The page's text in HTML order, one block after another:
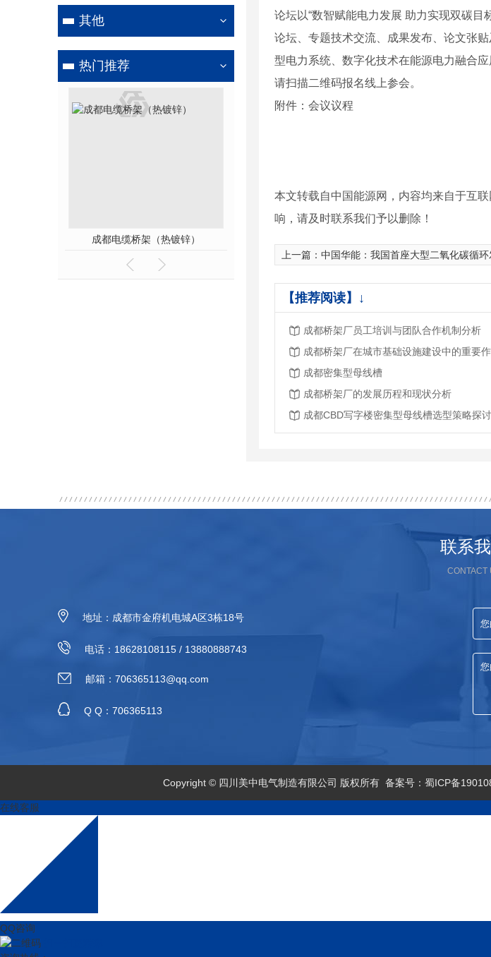
其他
热门推荐
成都电缆桥架（热镀锌）
论坛以“数智赋能电力发展 助力实现双碳
论坛、专题技术交流、成果发布、论文张
型电力系统、数字化技术在能源电力融合
请扫描二维码报名线上参会。
附件：会议议程
本文转载自中国能源网，内容均来自于互
响，请及时联系我们予以删除！
上一篇： 中国华能：我国首座大型二氧化碳循环发电机
【推荐阅读】↓
成都桥架厂员工培训与团队合作机制分析
成都桥架厂在城市基础设施建设中的重要
成都密集型母线槽
成都桥架厂的发展历程和现状分析
成都CBD写字楼密集型母线槽选型策略探讨
联系
CONTACT
地址：成都市金府机电城A区3栋18号
电话：18628108115 / 13880888743
邮箱：706365113@qq.com
Q Q：706365113
Copyright © 四川美中电气制造有限公司 版权所有 备案号： 蜀ICP备
在线客服
QQ咨询